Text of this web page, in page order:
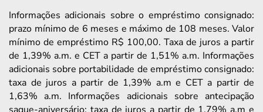
Informações adicionais sobre o empréstimo consignado:
prazo mínimo de 6 meses e máximo de 108 meses. Valor
mínimo de empréstimo R$ 100,00. Taxa de juros a partir
de 1,39% a.m. e CET a partir de 1,51% a.m. Informações
adicionais sobre portabilidade de empréstimo consignado:
taxa de juros a partir de 1,39% a.m e CET a partir de
1,63% a.m. Informações adicionais sobre antecipação